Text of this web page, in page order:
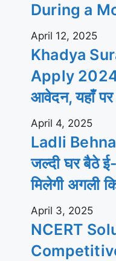
During a
April 12, 2025
Khadya
Apply 2024:
आवेदन, यहाँ पर
April 4, 2025
Ladli
जल्दी घर बैठे
मिलेगी अगली
April 3, 2025
NCERT